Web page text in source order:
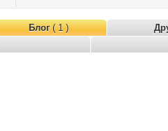
Блог( 1 )